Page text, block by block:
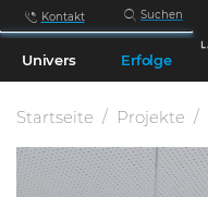
Kontakt Suchen
Univers Erfolge
Startseite Projekte